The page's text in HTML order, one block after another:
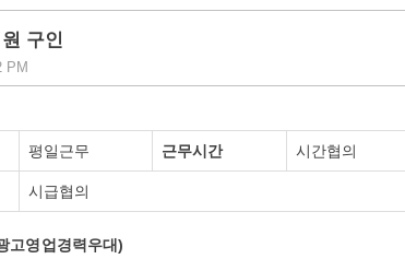
구인
PM
평일근무 근무시간 시간협의
시급협의
고영업경력우대)